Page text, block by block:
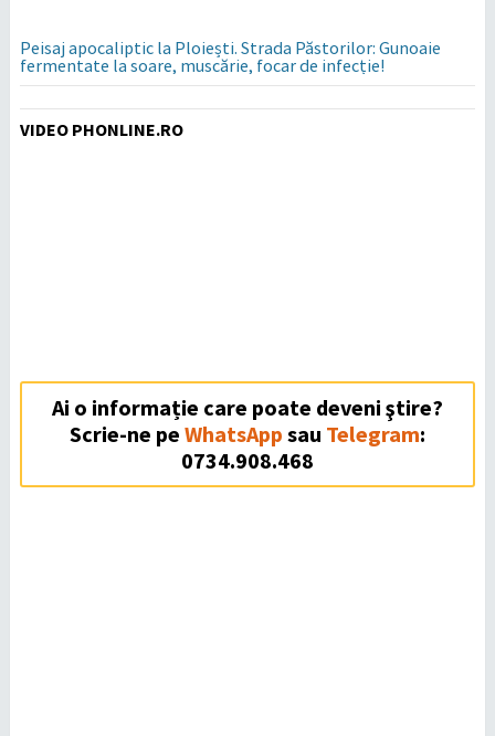
Peisaj apocaliptic la Ploiești. Strada Păstorilor: Gunoaie
fermentate la soare, muscărie, focar de infecție!
VIDEO PHONLINE.RO
Ai o informație care poate deveni ştire?
Scrie-ne pe WhatsApp sau Telegram:
0734.908.468